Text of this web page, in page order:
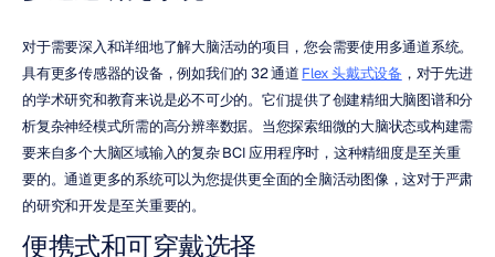
对于需要深入和详细地了解大脑活动的项目，您会需要使用多通道系统。
具有更多传感器的设备，例如我们的 32 通道 Flex 头戴式设备 ，对于先进
的学术研究和教育来说是必不可少的。它们提供了创建精细大脑图谱和分
析复杂神经模式所需的高分辨率数据。当您探索细微的大脑状态或构建需
要来自多个大脑区域输入的复杂 BCI 应用程序时，这种精细度是至关重
要的。通道更多的系统可以为您提供更全面的全脑活动图像，这对于严肃
的研究和开发是至关重要的。
便携式和可穿戴选择